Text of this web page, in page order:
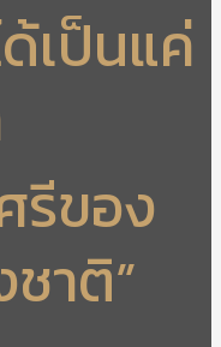
เป็นแค่
รีของ
าติ”